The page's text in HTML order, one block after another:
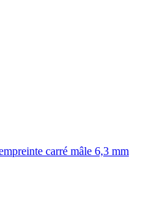
carré mâle 6,3 mm